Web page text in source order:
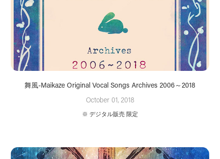
舞風-Maikaze Original Vocal Songs Archives 2006～2018
October 01, 2018
※ デジタル販売 限定